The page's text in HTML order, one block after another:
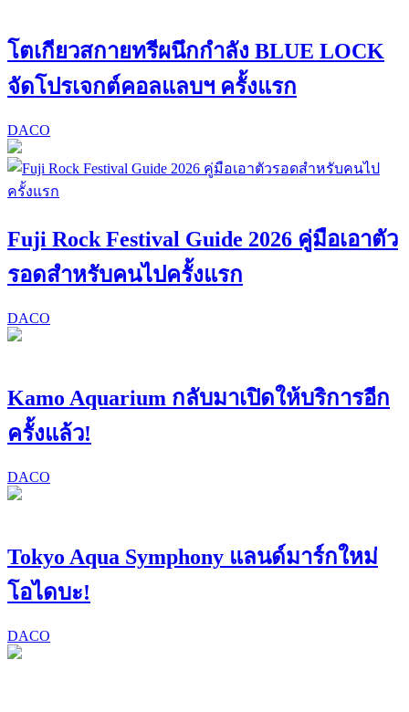
โตเกียวสกายทรีผนึกกำลัง BLUE LOCK
จัดโปรเจกต์คอลแลบฯ ครั้งแรก
DACO
Fuji Rock Festival Guide 2026 คู่มือเอาตัว
รอดสำหรับคนไปครั้งแรก
DACO
Kamo Aquarium กลับมาเปิดให้บริการอีก
ครั้งแล้ว!
DACO
Tokyo Aqua Symphony แลนด์มาร์กใหม่
โอไดบะ!
DACO